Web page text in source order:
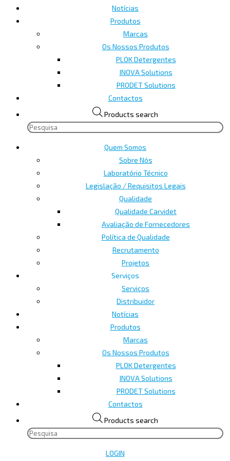
Notícias
Produtos
Marcas
Os Nossos Produtos
PLOK Detergentes
INOVA Solutions
PRODET Solutions
Contactos
Products search
Quem Somos
Sobre Nós
Laboratório Técnico
Legislação / Requisitos Legais
Qualidade
Qualidade Carvidet
Avaliação de Fornecedores
Política de Qualidade
Recrutamento
Projetos
Serviços
Serviços
Distribuidor
Notícias
Produtos
Marcas
Os Nossos Produtos
PLOK Detergentes
INOVA Solutions
PRODET Solutions
Contactos
Products search
LOGIN